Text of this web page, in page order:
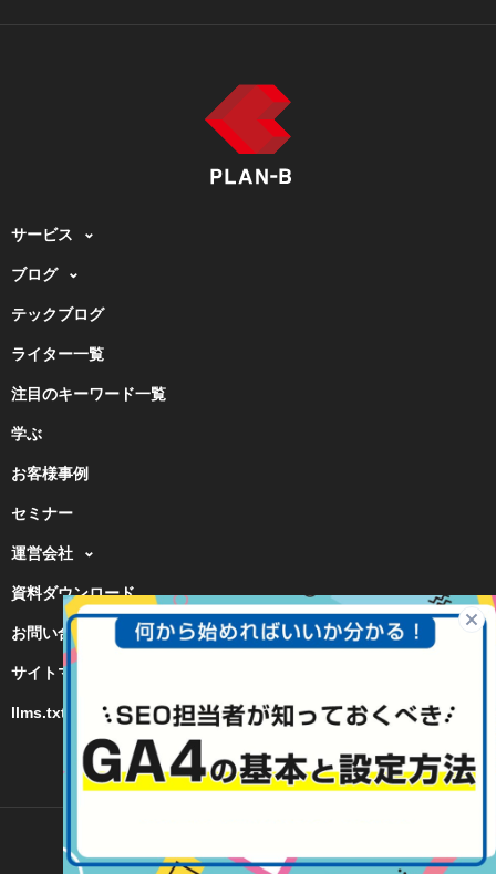
サービス
ブログ
テックブログ
ライター一覧
注目のキーワード一覧
学ぶ
お客様事例
セミナー
運営会社
資料ダウンロード
お問い合わせ
サイトマップ
llms.txt